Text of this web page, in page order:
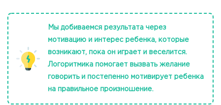
Мы добиваемся результата через
мотивацию и интерес ребенка, которые
возникают, пока он играет и веселится.
Логоритмика помогает вызвать желание
говорить и постепенно мотивирует ребенка
на правильное произношение.